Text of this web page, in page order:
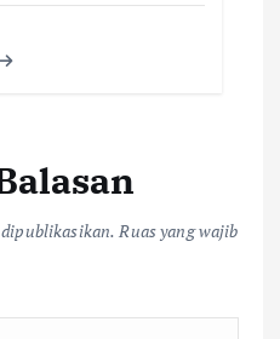
Ruas yang wajib